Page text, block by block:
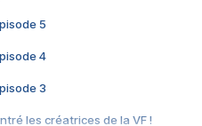
5
4
3
les créatrices de la VF !